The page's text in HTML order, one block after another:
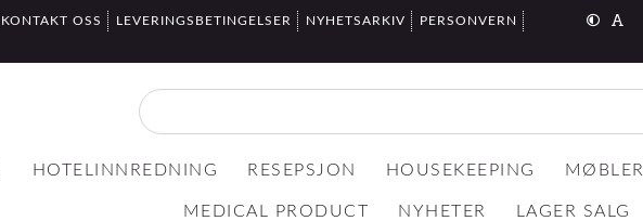
KONTAKT OSS LEVERINGSBETINGELSER NYHETSARKIV
PERSONVERN
HOTELINNREDNING RESEPSJON HOUSEKEEPING MØBLER
MEDICAL PRODUCT NYHETER LAGER SALG